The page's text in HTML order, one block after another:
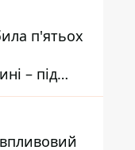
п'ятьох
– під
п'ять